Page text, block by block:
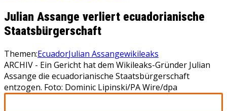
Julian Assange verliert ecuadorianische
Staatsbürgerschaft
Themen:EcuadorJulian Assangewikileaks
ARCHIV - Ein Gericht hat dem Wikileaks-Gründer Julian
Assange die ecuadorianische Staatsbürgerschaft
entzogen. Foto: Dominic Lipinski/PA Wire/dpa